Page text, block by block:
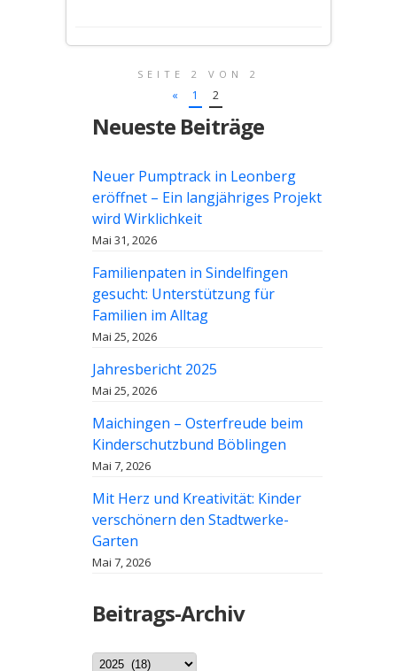
SEITE 2 VON 2
« 1 2
Neueste Beiträge
Neuer Pumptrack in Leonberg
eröffnet – Ein langjähriges Projekt
wird Wirklichkeit
Mai 31, 2026
Familienpaten in Sindelfingen
gesucht: Unterstützung für
Familien im Alltag
Mai 25, 2026
Jahresbericht 2025
Mai 25, 2026
Maichingen – Osterfreude beim
Kinderschutzbund Böblingen
Mai 7, 2026
Mit Herz und Kreativität: Kinder
verschönern den Stadtwerke-
Garten
Mai 7, 2026
Beitrags-Archiv
Archiv